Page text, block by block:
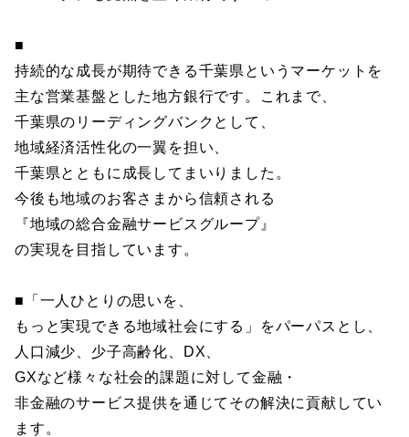
■
持続的な成長が期待できる千葉県というマーケットを
主な営業基盤とした地方銀行です。これまで、
千葉県のリーディングバンクとして、
地域経済活性化の一翼を担い、
千葉県とともに成長してまいりました。
今後も地域のお客さまから信頼される
『地域の総合金融サービスグループ』
の実現を目指しています。
■「一人ひとりの思いを、
もっと実現できる地域社会にする」をパーパスとし、
人口減少、少子高齢化、DX、
GXなど様々な社会的課題に対して金融・
非金融のサービス提供を通じてその解決に貢献してい
ます。